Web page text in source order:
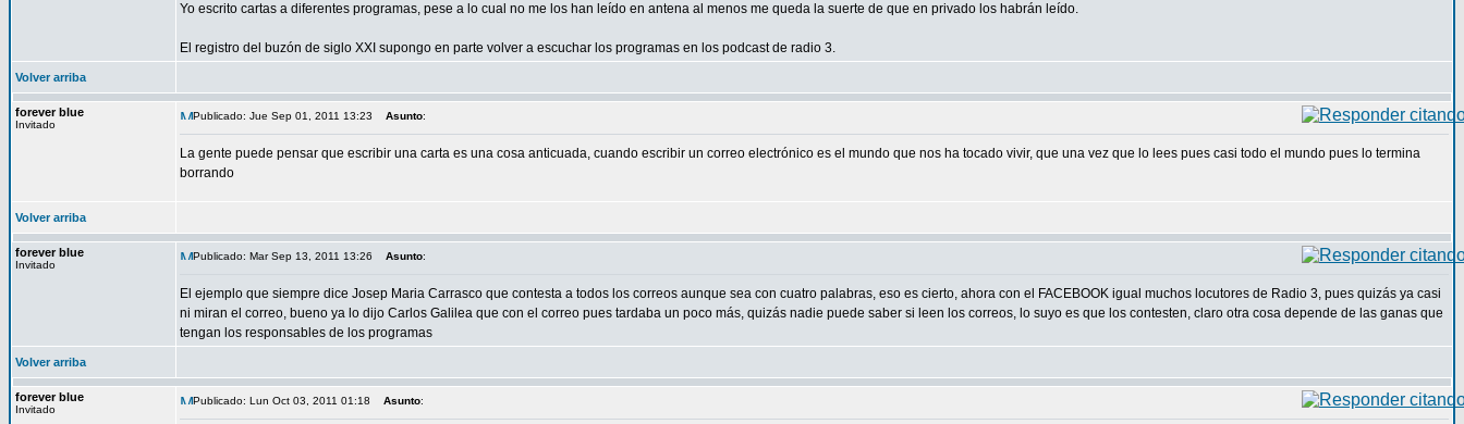
Yo escrito cartas a diferentes programas, pese a lo cual no me los han leído en antena al menos me queda la suerte de que en privado los habrán leído.
El registro del buzón de siglo XXI supongo en parte volver a escuchar los programas en los podcast de radio 3.
Volver arriba
forever blue
Invitado
Publicado: Jue Sep 01, 2011 13:23 Asunto:
La gente puede pensar que escribir una carta es una cosa anticuada, cuando escribir un correo electrónico es el mundo que nos ha tocado vivir, que una vez que lo lees pues casi todo el mundo pues lo termina
borrando
Volver arriba
forever blue
Invitado
Publicado: Mar Sep 13, 2011 13:26 Asunto:
El ejemplo que siempre dice Josep Maria Carrasco que contesta a todos los correos aunque sea con cuatro palabras, eso es cierto, ahora con el FACEBOOK igual muchos locutores de Radio 3, pues quizás ya casi
ni miran el correo, bueno ya lo dijo Carlos Galilea que con el correo pues tardaba un poco más, quizás nadie puede saber si leen los correos, lo suyo es que los contesten, claro otra cosa depende de las ganas que
tengan los responsables de los programas
Volver arriba
forever blue
Invitado
Publicado: Lun Oct 03, 2011 01:18 Asunto: